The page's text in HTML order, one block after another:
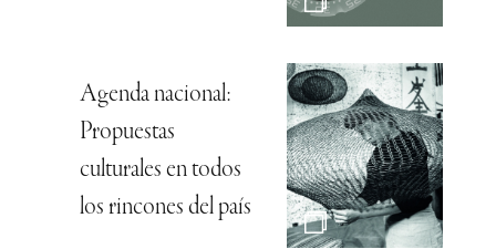
Agenda nacional:
Propuestas
culturales en todos
los rincones del país